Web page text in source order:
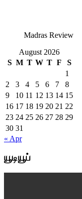
Madras Review
August 2026
S M T W T F
S
1
2
3 4 5 6 7
8
9
10 11 12 13 14 15
16 17 18 19 20 21 22
23 24 25 26 27 28 29
30 31
« Apr
யூடியூப்